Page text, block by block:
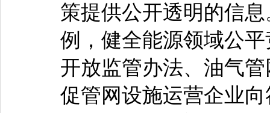
策提供公开透明的信
例，健全能源领域公
开放监管办法、油气
促管网设施运营企业